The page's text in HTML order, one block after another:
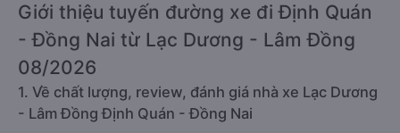
Giới thiệu tuyến đường xe đi Định Quán
- Đồng Nai từ Lạc Dương - Lâm Đồng
08/2026
1. Về chất lượng, review, đánh giá nhà xe Lạc Dương
- Lâm Đồng Định Quán - Đồng Nai